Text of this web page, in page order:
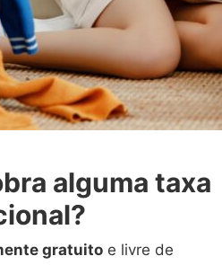
alguma taxa
gratuito e livre de